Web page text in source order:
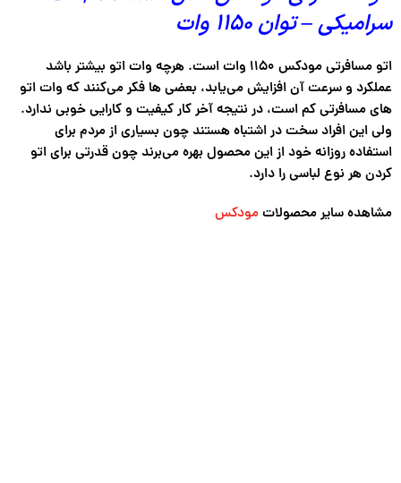
سرامیکی – توان 1150 وات
اتو مسافرتی مودکس ۱۱۵۰ وات است. هرچه وات اتو بیشتر باشد
عملکرد و سرعت آن افزایش می‌یابد، ‌بعضی ها فکر می‌کنند که وات اتو
های مسافرتی کم است، در نتیجه آخر کار کیفیت و کارایی خوبی ندارد.
ولی این افراد سخت در اشتباه هستند چون بسیاری از مردم برای
استفاده روزانه خود از این محصول بهره می‌برند چون قدرتی برای اتو
کردن هر نوع لباسی را دارد.
مشاهده سایر محصولاتمودکس